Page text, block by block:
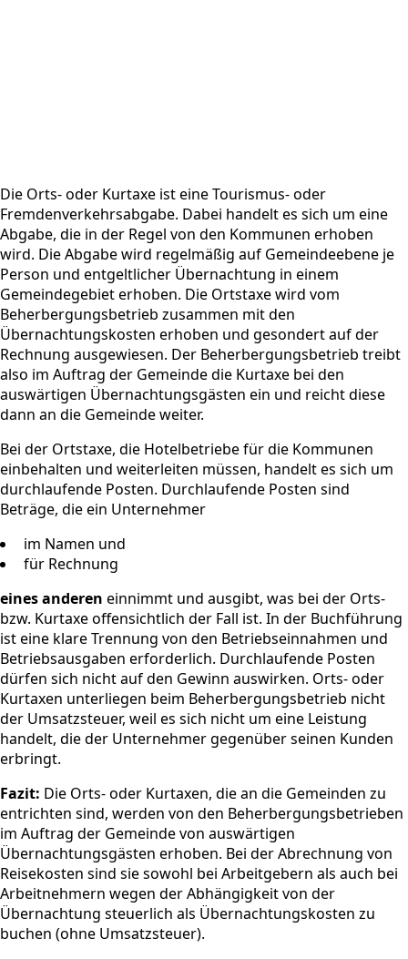
Die Orts- oder Kurtaxe ist eine Tourismus- oder
Fremdenverkehrsabgabe. Dabei handelt es sich um eine
Abgabe, die in der Regel von den Kommunen erhoben
wird. Die Abgabe wird regelmäßig auf Gemeindeebene je
Person und entgeltlicher Übernachtung in einem
Gemeindegebiet erhoben. Die Ortstaxe wird vom
Beherbergungsbetrieb zusammen mit den
Übernachtungskosten erhoben und gesondert auf der
Rechnung ausgewiesen. Der Beherbergungsbetrieb treibt
also im Auftrag der Gemeinde die Kurtaxe bei den
auswärtigen Übernachtungsgästen ein und reicht diese
dann an die Gemeinde weiter.
Bei der Ortstaxe, die Hotelbetriebe für die Kommunen
einbehalten und weiterleiten müssen, handelt es sich um
durchlaufende Posten. Durchlaufende Posten sind
Beträge, die ein Unternehmer
im Namen und
für Rechnung
eines anderen einnimmt und ausgibt, was bei der Orts-
bzw. Kurtaxe offensichtlich der Fall ist. In der Buchführung
ist eine klare Trennung von den Betriebseinnahmen und
Betriebsausgaben erforderlich. Durchlaufende Posten
dürfen sich nicht auf den Gewinn auswirken. Orts- oder
Kurtaxen unterliegen beim Beherbergungsbetrieb nicht
der Umsatzsteuer, weil es sich nicht um eine Leistung
handelt, die der Unternehmer gegenüber seinen Kunden
erbringt.
Fazit: Die Orts- oder Kurtaxen, die an die Gemeinden zu
entrichten sind, werden von den Beherbergungsbetrieben
im Auftrag der Gemeinde von auswärtigen
Übernachtungsgästen erhoben. Bei der Abrechnung von
Reisekosten sind sie sowohl bei Arbeitgebern als auch bei
Arbeitnehmern wegen der Abhängigkeit von der
Übernachtung steuerlich als Übernachtungskosten zu
buchen (ohne Umsatzsteuer).